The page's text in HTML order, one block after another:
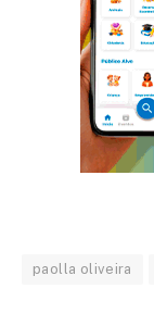
paolla oliveira